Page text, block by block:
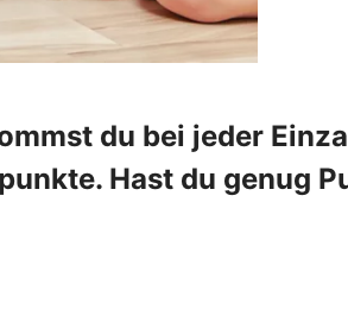
du bei jeder
Hast du genug